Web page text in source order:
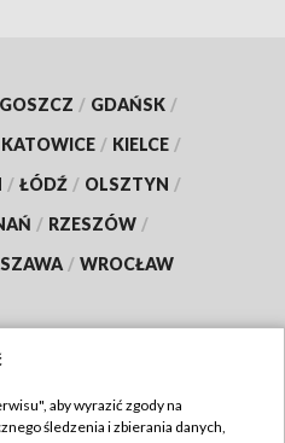
/ GDAŃSK /
KATOWICE / KIELCE /
/ ŁÓDŹ / OLSZTYN /
/ RZESZÓW /
/ WROCŁAW
TVP
aby wyrazić zgody na
śledzenia i zbierania danych,